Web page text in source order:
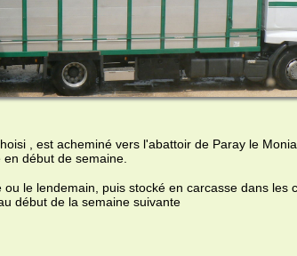
vers l'abattoir de Paray le Monial en Saône et
la semaine suivante